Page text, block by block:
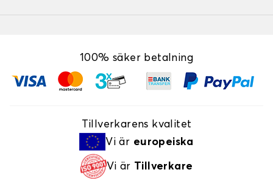
100% säker betalning
Tillverkarens kvalitet
Vi är europeiska
Vi är Tillverkare